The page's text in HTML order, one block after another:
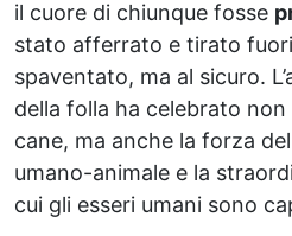
il cuore di chiunque fosse
stato afferrato e tirato fuori
spaventato, ma al sicuro.
della folla ha celebrato
cane, ma anche la forza
umano-animale e la
cui gli esseri umani sono